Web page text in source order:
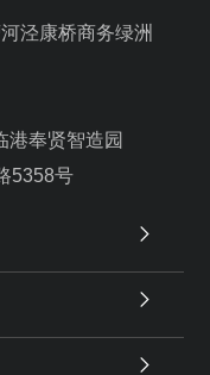
泾康桥商务绿洲
港奉贤智造园
5358号